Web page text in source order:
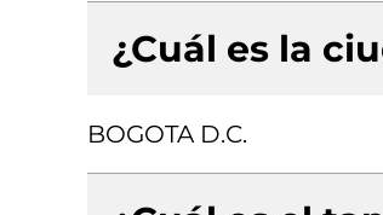
¿Cuál es la
BOGOTA D.C.